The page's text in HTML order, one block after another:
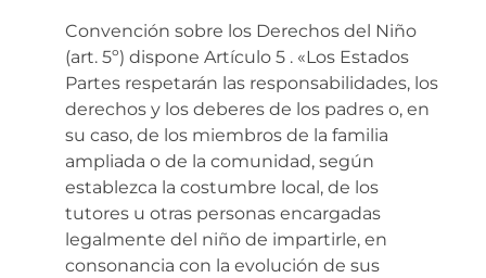
Convención sobre los Derechos del Niño
(art. 5º) dispone Artículo 5 . «Los Estados
Partes respetarán las responsabilidades, los
derechos y los deberes de los padres o, en
su caso, de los miembros de la familia
ampliada o de la comunidad, según
establezca la costumbre local, de los
tutores u otras personas encargadas
legalmente del niño de impartirle, en
consonancia con la evolución de sus